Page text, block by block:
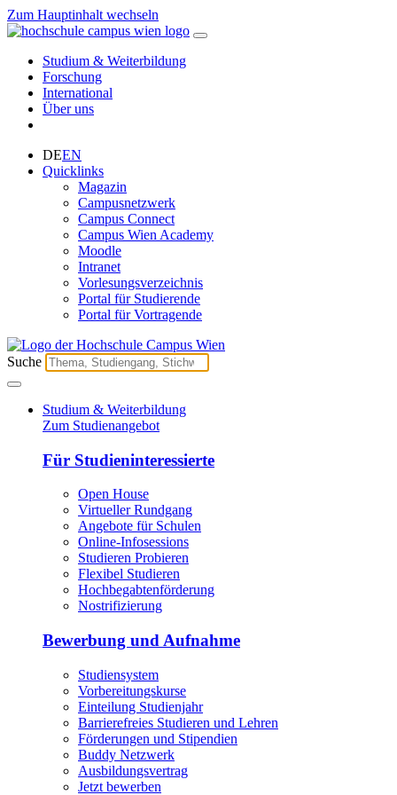
Zum Hauptinhalt wechseln
Studium & Weiterbildung
Forschung
International
Über uns
DEEN
Quicklinks
Magazin
Campusnetzwerk
Campus Connect
Campus Wien Academy
Moodle
Intranet
Vorlesungsverzeichnis
Portal für Studierende
Portal für Vortragende
Suche
Studium & Weiterbildung
Zum Studienangebot
Für Studieninteressierte
Open House
Virtueller Rundgang
Angebote für Schulen
Online-Infosessions
Studieren Probieren
Flexibel Studieren
Hochbegabtenförderung
Nostrifizierung
Bewerbung und Aufnahme
Studiensystem
Vorbereitungskurse
Einteilung Studienjahr
Barrierefreies Studieren und Lehren
Förderungen und Stipendien
Buddy Netzwerk
Ausbildungsvertrag
Jetzt bewerben